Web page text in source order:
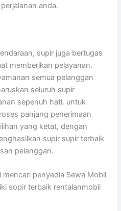
anda.
supir juga bertugas
memberikan pelayanan.
semua pelanggan
seluruh supir
sepenuh hati. untuk
panjang penerimaan
yang ketat, dengan
supir supir terbaik
pelanggan.
penyedia Sewa Mobil
sopir terbaik rentalanmobil